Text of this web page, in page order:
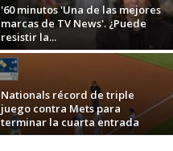
'60 minutos 'Una de las mejores
marcas de TV News'. ¿Puede
resistir la...
Nationals récord de triple
juego contra Mets para
terminar la cuarta entrada